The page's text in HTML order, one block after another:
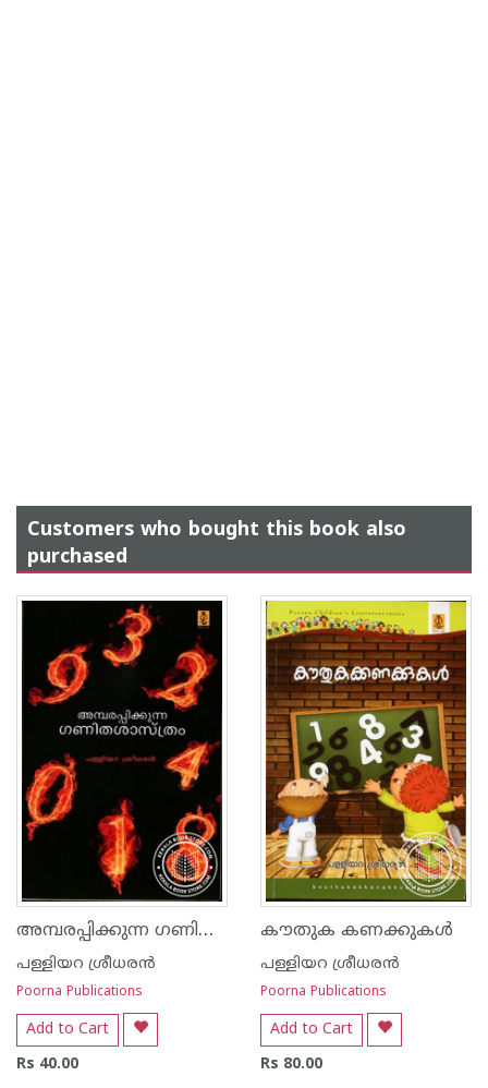
Customers who bought this book also
purchased
അമ്പരപ്പിക്കുന്ന ഗണിത ശാസ്ത്രം
പള്ളിയറ ശ്രീധര‌ന്‍
Poorna Publications
Add to Cart
Rs 40.00
കൗതുക കണക്കുകള്‍
പള്ളിയറ ശ്രീധര‌ന്‍
Poorna Publications
Add to Cart
Rs 80.00